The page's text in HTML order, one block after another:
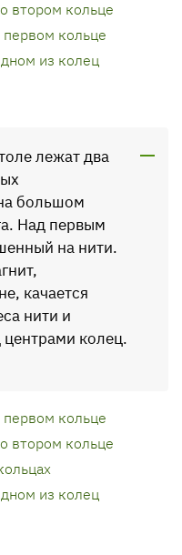
втором кольце
первом кольце
из колец
лежат два
большом
Над первым
на нити.
качается
нити и
колец.
первом кольце
втором кольце
из колец